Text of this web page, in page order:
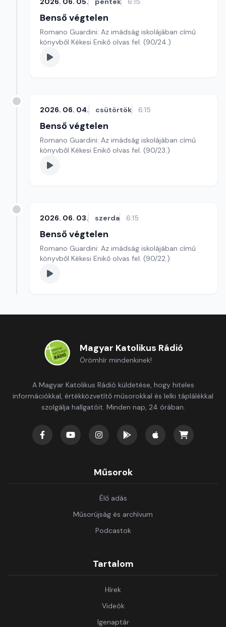
Benső végtelen
Romano Guardini: Az imádság iskolájában című
könyvből Kékesi Enikő olvas fel. (90/24.)
2026. 06. 04. csütörtök 6:15
Benső végtelen
Romano Guardini: Az imádság iskolájában című
könyvből Kékesi Enikő olvas fel. (90/23.)
2026. 06. 03. szerda 6:15
Benső végtelen
Romano Guardini: Az imádság iskolájában című
könyvből Kékesi Enikő olvas fel. (90/22.)
Magyar Katolikus Rádió
Örömhír mindenkinek!
A Magyar Katolikus Rádió küldetése, hogy hiteles
információkkal, értékközvetítő műsorokkal és lelki táplálékkal
szolgálja hallgatóit. Minden nap, 24 órában.
Műsorok
Élő adás
Műsorújság és archívum
Podcastok
Tartalom
Hírek
Videók
Igenaptár